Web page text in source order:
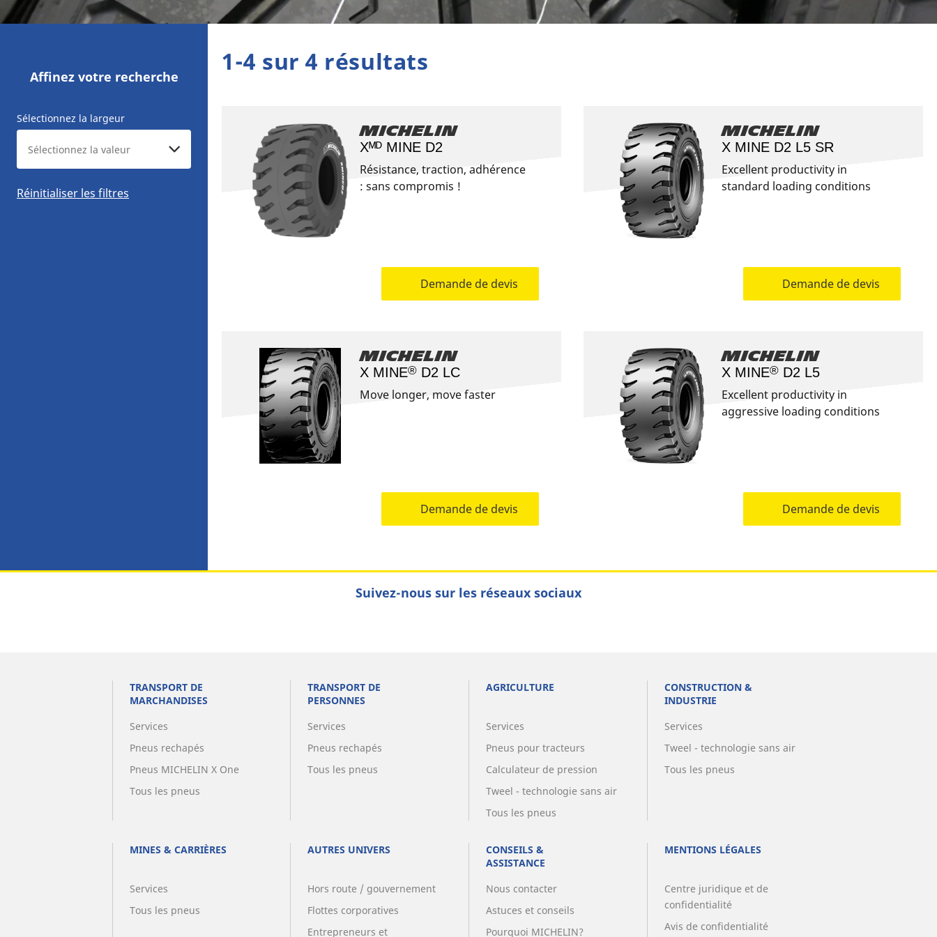
Aviation
Affinez votre recherche
Sélectionnez la largeur
Réinitialiser les filtres
1-4 sur 4 résultats
Michelin
Xᴹᴰ MINE D2
Résistance, traction, adhérence
: sans compromis !
Demande de devis
Michelin
X MINE D2 L5 SR
Excellent productivity in
standard loading conditions
Demande de devis
Michelin
X MINE® D2 LC
Move longer, move faster
Demande de devis
Michelin
X MINE® D2 L5
Excellent productivity in
aggressive loading conditions
Demande de devis
Suivez-nous sur les réseaux sociaux
TRANSPORT DE
MARCHANDISES
Services
Pneus rechapés
Pneus MICHELIN X One
Tous les pneus
TRANSPORT DE
PERSONNES
Services
Pneus rechapés
Tous les pneus
AGRICULTURE
Services
Pneus pour tracteurs
Calculateur de pression
Tweel - technologie sans air
Tous les pneus
CONSTRUCTION &
INDUSTRIE
Services
Tweel - technologie sans air
Tous les pneus
MINES & CARRIÈRES
Services
Tous les pneus
AUTRES UNIVERS
Hors route / gouvernement
Flottes corporatives
Entrepreneurs et
CONSEILS &
ASSISTANCE
Nous contacter
Astuces et conseils
Pourquoi MICHELIN?
MENTIONS LÉGALES
Centre juridique et de
confidentialité
Avis de confidentialité